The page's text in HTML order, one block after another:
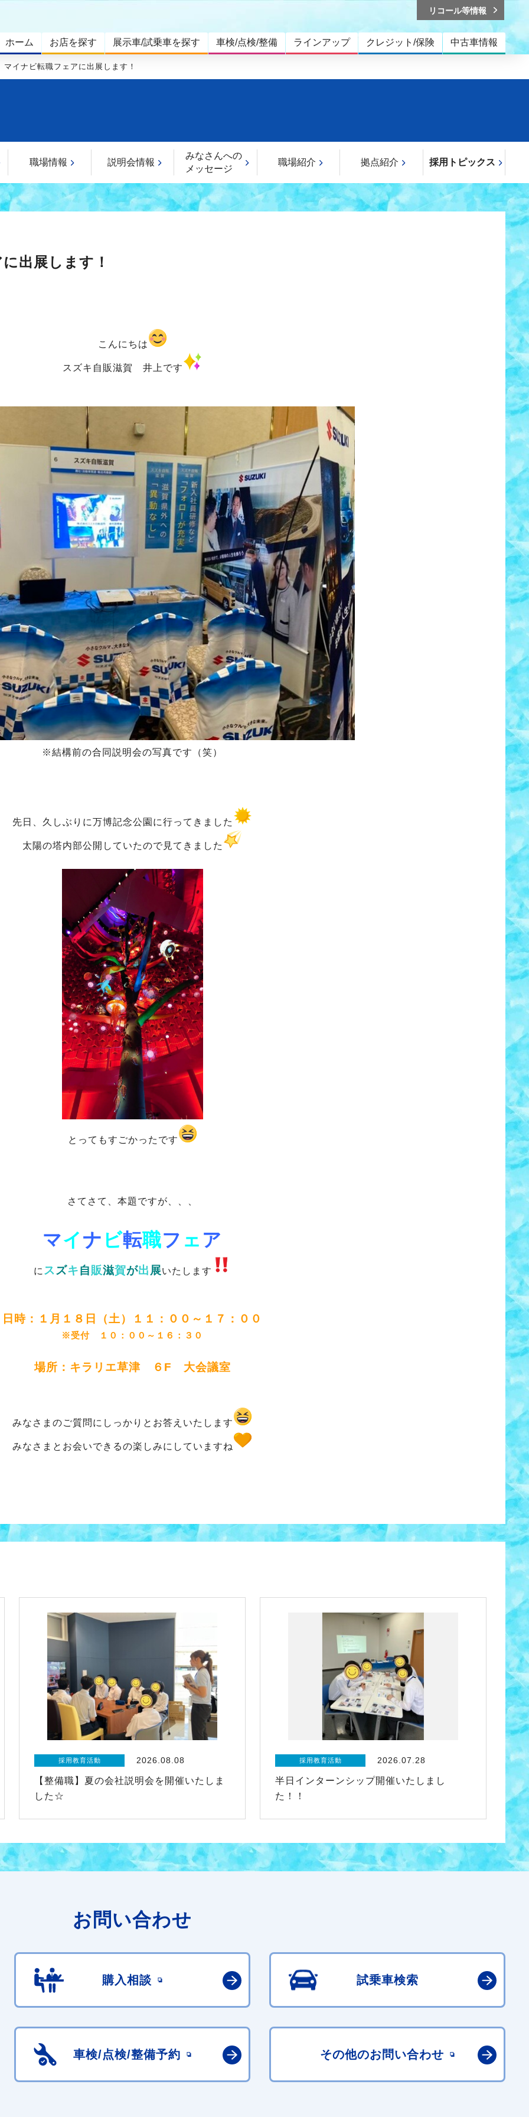
ホーム お店を探す 展示車/試乗車を探す 車検/点検/整備 ラインアップ クレジット/保険 中古車情報
リコール等情報
マイナビ転職フェアに出展します！
職場情報 説明会情報
みなさんへの
メッセージ
職場紹介 拠点紹介 採用トピックス
出展します！
こんにちは
スズキ自販滋賀 井上です
※結構前の合同説明会の写真です（笑）
先日、久しぶりに万博記念公園に行ってきました
太陽の塔内部公開していたので見てきました
とってもすごかったです
さてさて、本題ですが、、、
マイナ ビ転職フ ェ ア
にスズキ自販滋賀が出展いたします
日時：１月１８日（土）１１：００～１７：００
※受付 １０：００～１６：３０
場所：キラリエ草津 ６F 大会議室
みなさまのご質問にしっかりとお答えいたします
みなさまとお会いできるの楽しみにしていますね
採用教育活動 2026.08.08
【整備職】夏の会社説明会を開催いたしま
した☆
採用教育活動 2026.07.28
半日インターンシップ開催いたしまし
た！！
お問い合わせ
購入相談 試乗車検索
車検/点検/整備予約 その他のお問い合わせ